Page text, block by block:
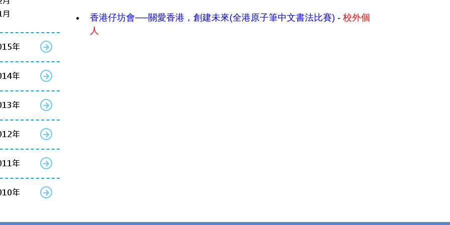
月
年
年
年
年
年
年
香港仔坊會──關愛香港，創建未來(全港原子筆中文書法比賽) - 校外個
人